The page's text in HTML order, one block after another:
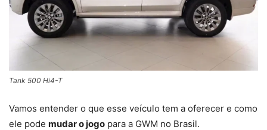
Tank 500 Hi4-T
Vamos entender o que esse veículo tem a oferecer e como
ele pode mudar o jogo para a GWM no Brasil.